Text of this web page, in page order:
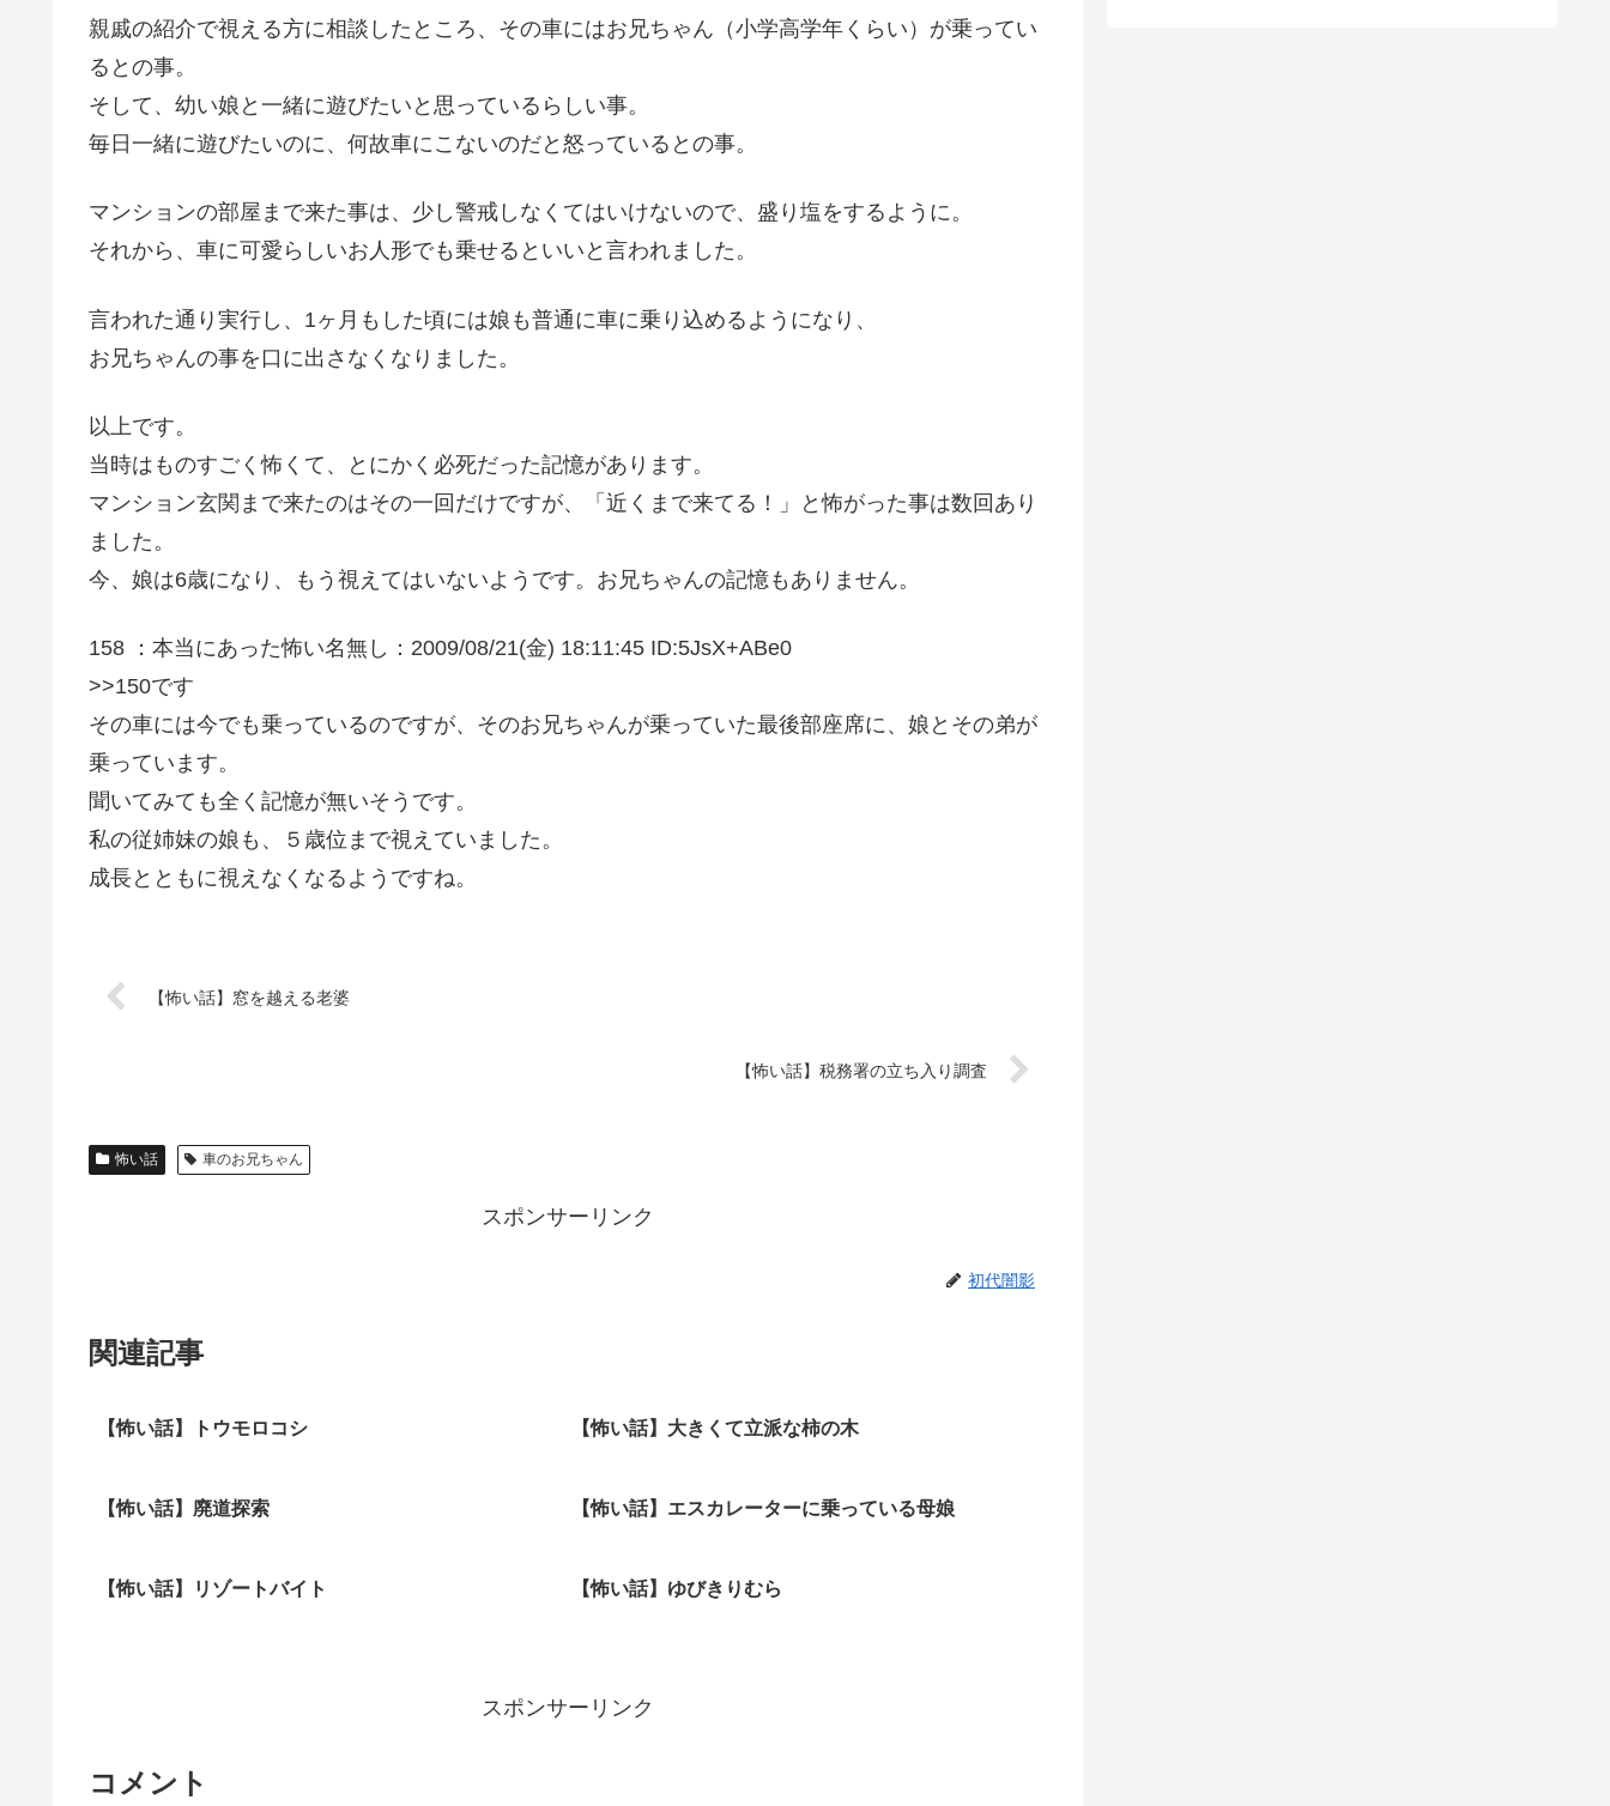
親戚の紹介で視える方に相談したところ、その車にはお兄ちゃん（小学高学年くらい）が乗ってい
るとの事。
そして、幼い娘と一緒に遊びたいと思っているらしい事。
毎日一緒に遊びたいのに、何故車にこないのだと怒っているとの事。
マンションの部屋まで来た事は、少し警戒しなくてはいけないので、盛り塩をするように。
それから、車に可愛らしいお人形でも乗せるといいと言われました。
言われた通り実行し、1ヶ月もした頃には娘も普通に車に乗り込めるようになり、
お兄ちゃんの事を口に出さなくなりました。
以上です。
当時はものすごく怖くて、とにかく必死だった記憶があります。
マンション玄関まで来たのはその一回だけですが、「近くまで来てる！」と怖がった事は数回あり
ました。
今、娘は6歳になり、もう視えてはいないようです。お兄ちゃんの記憶もありません。
158 ：本当にあった怖い名無し：2009/08/21(金) 18:11:45 ID:5JsX+ABe0
>>150です
その車には今でも乗っているのですが、そのお兄ちゃんが乗っていた最後部座席に、娘とその弟が
乗っています。
聞いてみても全く記憶が無いそうです。
私の従姉妹の娘も、５歳位まで視えていました。
成長とともに視えなくなるようですね。
【怖い話】窓を越える老婆
【怖い話】税務署の立ち入り調査
怖い話 車のお兄ちゃん
スポンサーリンク
初代闇影
関連記事
【怖い話】トウモロコシ 【怖い話】大きくて立派な柿の木
【怖い話】廃道探索 【怖い話】エスカレーターに乗っている母娘
【怖い話】リゾートバイト 【怖い話】ゆびきりむら
スポンサーリンク
コメント